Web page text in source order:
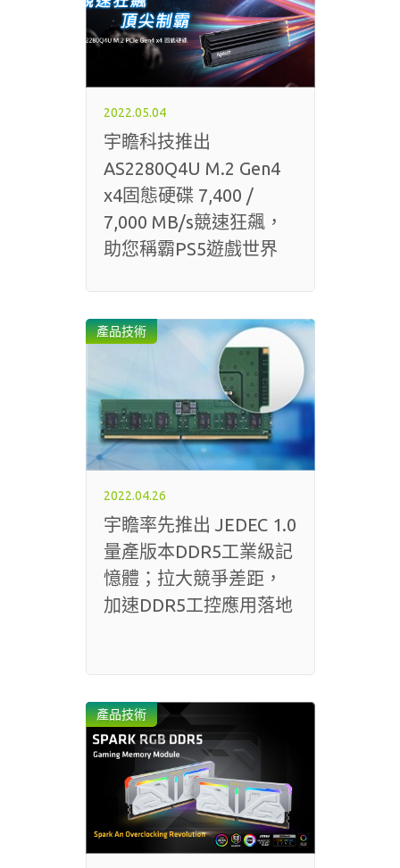
2022.05.04
宇瞻科技推出
AS2280Q4U M.2 Gen4
x4固態硬碟 7,400 /
7,000 MB/s競速狂飆，
助您稱霸PS5遊戲世界
產品技術
2022.04.26
宇瞻率先推出 JEDEC 1.0
量產版本DDR5工業級記
憶體；拉大競爭差距，
加速DDR5工控應用落地
產品技術